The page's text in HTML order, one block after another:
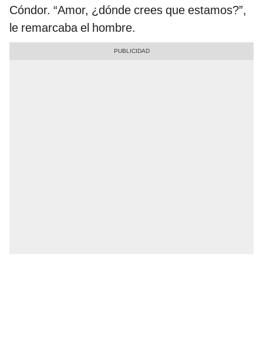
Cóndor. “Amor, ¿dónde crees que estamos?”,
le remarcaba el hombre.